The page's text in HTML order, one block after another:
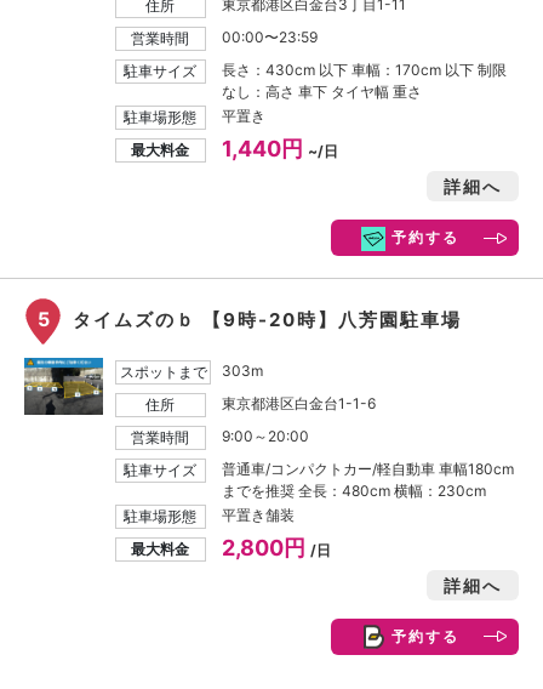
住所
東京都港区白金台3丁目1-11
営業時間
00:00〜23:59
駐車サイズ
長さ：430cm 以下 車幅：170cm 以下 制限
なし：高さ 車下 タイヤ幅 重さ
駐車場形態
平置き
最大料金
1,440円 ~/日
詳細へ
予約する
5 タイムズのｂ 【9時-20時】八芳園駐車場
スポットまで
303m
住所
東京都港区白金台1-1-6
営業時間
9:00～20:00
駐車サイズ
普通車/コンパクトカー/軽自動車 車幅180cm
までを推奨 全長：480cm 横幅：230cm
駐車場形態
平置き舗装
最大料金
2,800円 /日
詳細へ
予約する